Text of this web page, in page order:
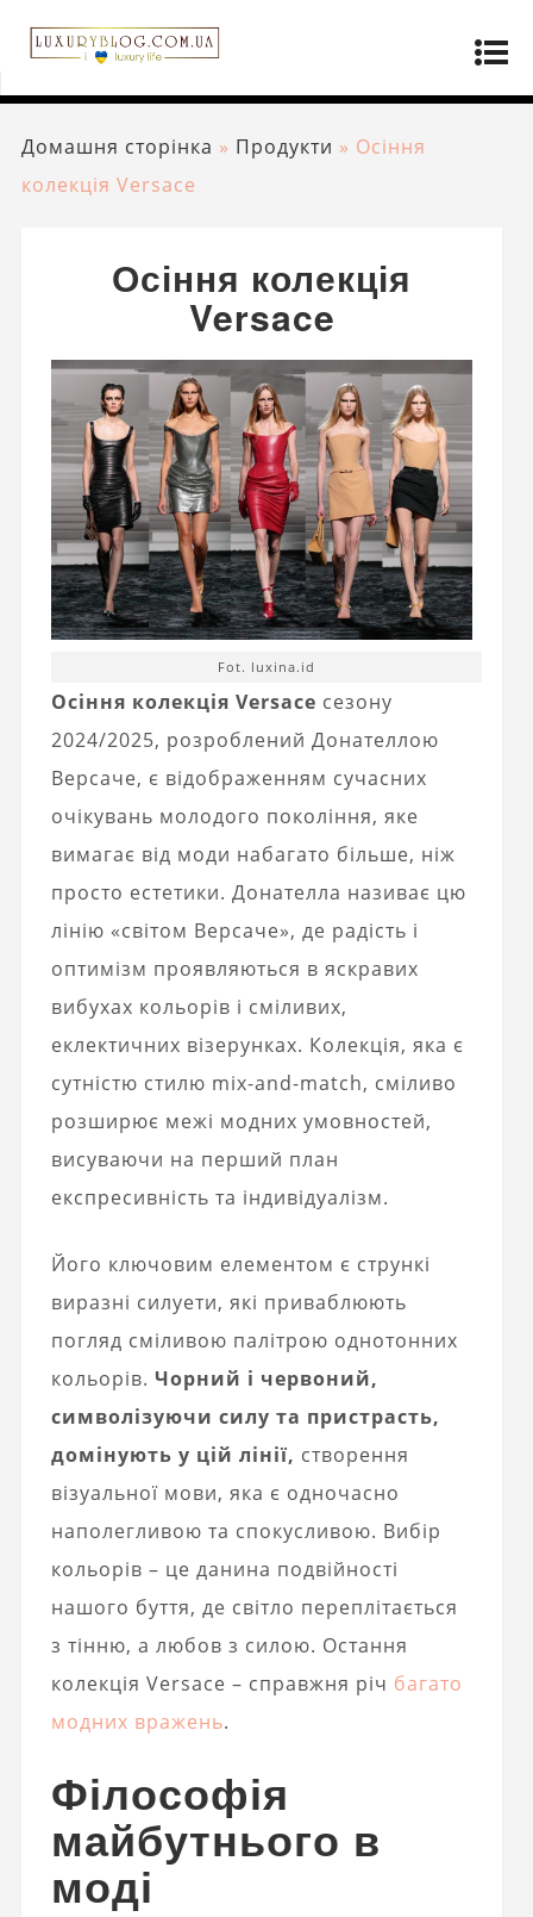
Домашня сторінка » Продукти » Осіння
колекція Versace
Осіння колекція
Versace
Fot. luxina.id
Осіння колекція Versace сезону
2024/2025, розроблений Донателлою
Версаче, є відображенням сучасних
очікувань молодого покоління, яке
вимагає від моди набагато більше, ніж
просто естетики. Донателла називає цю
лінію «світом Версаче», де радість і
оптимізм проявляються в яскравих
вибухах кольорів і сміливих,
еклектичних візерунках. Колекція, яка є
сутністю стилю mix-and-match, сміливо
розширює межі модних умовностей,
висуваючи на перший план
експресивність та індивідуалізм.
Його ключовим елементом є стрункі
виразні силуети, які приваблюють
погляд сміливою палітрою однотонних
кольорів. Чорний і червоний,
символізуючи силу та пристрасть,
домінують у цій лінії, створення
візуальної мови, яка є одночасно
наполегливою та спокусливою. Вибір
кольорів – це данина подвійності
нашого буття, де світло переплітається
з тінню, а любов з силою. Остання
колекція Versace – справжня річ багато
модних вражень.
Філософія
майбутнього в
моді